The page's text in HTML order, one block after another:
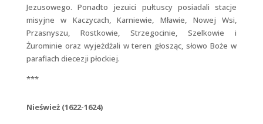
Jezusowego. Ponadto jezuici pułtuscy posiadali stacje
misyjne w Kaczycach, Karniewie, Mławie, Nowej Wsi,
Przasnyszu, Rostkowie, Strzegocinie, Szelkowie i
Żurominie oraz wyjeżdżali w teren głosząc, słowo Boże w
parafiach diecezji płockiej.
***
Nieśwież (1622-1624)